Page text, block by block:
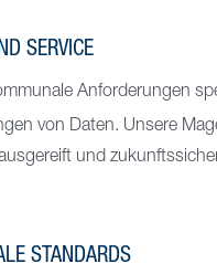
SERVICE
Anforderungen
von Daten. Unsere
und
STANDARDS